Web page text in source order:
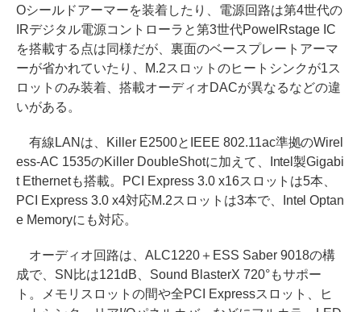
Oシールドアーマーを装着したり、電源回路は第4世代の
IRデジタル電源コントローラと第3世代PoweIRstage IC
を搭載する点は同様だが、裏面のベースプレートアーマ
ーが省かれていたり、M.2スロットのヒートシンクが1ス
ロットのみ装着、搭載オーディオDACが異なるなどの違
いがある。
有線LANは、Killer E2500とIEEE 802.11ac準拠のWirel
ess-AC 1535のKiller DoubleShotに加えて、Intel製Gigabi
t Ethernetも搭載。PCI Express 3.0 x16スロットは5本、
PCI Express 3.0 x4対応M.2スロットは3本で、Intel Optan
e Memoryにも対応。
オーディオ回路は、ALC1220＋ESS Saber 9018の構
成で、SN比は121dB、Sound BlasterX 720°もサポー
ト。メモリスロットの間や全PCI Expressスロット、ヒ